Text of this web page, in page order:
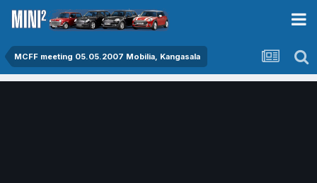
MCFF meeting 05.05.2007 Mobilia, Kangasala